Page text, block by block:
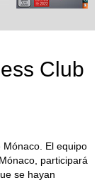
Club
Mónaco. El equipo
participará
se hayan